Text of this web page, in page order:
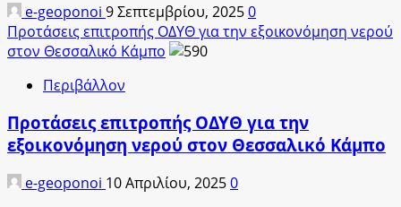
e-geoponoi 9 Σεπτεμβρίου, 20250
Προτάσεις επιτροπής ΟΔΥΘ για την εξοικονόμηση νερού
στον Θεσσαλικό Κάμπο
Περιβάλλον
Προτάσεις επιτροπής ΟΔΥΘ για την
εξοικονόμηση νερού στον Θεσσαλικό Κάμπο
e-geoponoi 10 Απριλίου, 20250